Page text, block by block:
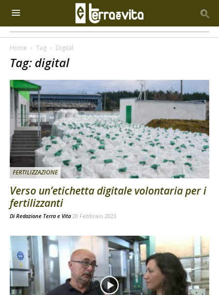
Home Tag Digital
Tag: digital
FERTILIZZAZIONE
Verso un’etichetta digitale volontaria per i
fertilizzanti
Di Redazione Terra e Vita 28 Febbraio 2023